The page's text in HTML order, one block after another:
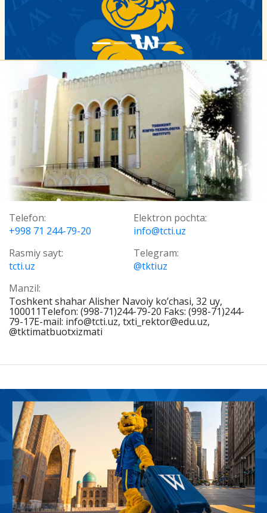
Telefon:
+998 71 244-79-20
Elektron pochta:
info@tcti.uz
Rasmiy sayt:
tcti.uz
Telegram:
@tktiuz
Manzil:
Toshkent shahar Alisher Navoiy ko’chasi, 32 uy,
100011Telefon: (998-71)244-79-20 Faks: (998-71)244-
79-17E-mail: info@tcti.uz, txti_rektor@edu.uz,
@tktimatbuotxizmati